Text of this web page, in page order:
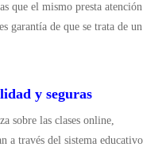
que el mismo presta atención
garantía de que se trata de un
y seguras
sobre las clases online,
a través del sistema educativo